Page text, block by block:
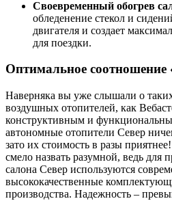
Своевременный обогрев
обледенение стекол и
двигателя и создает
для поездки.
Оптимальное соотношение
Наверняка вы уже слышали о
воздушных отопителей, как
конструктивным и
автономные отопители Север
зато их стоимость в разы
смело назвать разумной, ведь для
салона Север используются
высококачественные
производства. Надежность –